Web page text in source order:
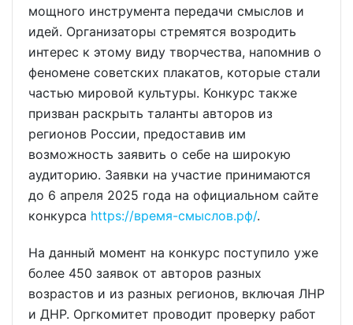
мощного инструмента передачи смыслов и
идей. Организаторы стремятся возродить
интерес к этому виду творчества, напомнив о
феномене советских плакатов, которые стали
частью мировой культуры. Конкурс также
призван раскрыть таланты авторов из
регионов России, предоставив им
возможность заявить о себе на широкую
аудиторию. Заявки на участие принимаются
до 6 апреля 2025 года на официальном сайте
конкурса https://время-смыслов.рф/.
На данный момент на конкурс поступило уже
более 450 заявок от авторов разных
возрастов и из разных регионов, включая ЛНР
и ДНР. Оргкомитет проводит проверку работ